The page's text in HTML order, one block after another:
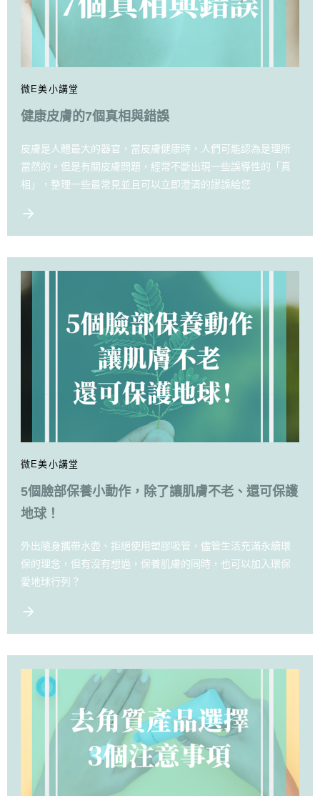
微E美小講堂
健康皮膚的7個真相與錯誤
皮膚是人體最大的器官，當皮膚健康時，人們可能認為是理所
當然的。但是有關皮膚問題，經常不斷出現一些誤導性的「真
相」，整理一些最常見並且可以立即澄清的謬誤給您
微E美小講堂
5個臉部保養小動作，除了讓肌膚不老、還可保護
地球！
外出隨身攜帶水壺、拒絕使用塑膠吸管，儘管生活充滿永續環
保的理念，但有沒有想過，保養肌膚的同時，也可以加入環保
愛地球行列？